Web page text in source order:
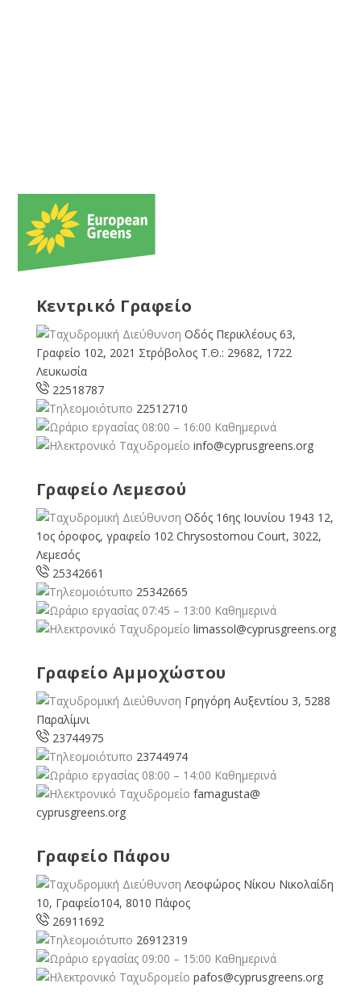
Κεντρικό Γραφείο
Οδός Περικλέους 63,
Γραφείο 102, 2021 Στρόβολος Τ.Θ.: 29682, 1722
Λευκωσία
22518787
22512710
08:00 – 16:00 Καθημερινά
info@cyprusgreens.org
Γραφείο Λεμεσού
Οδός 16ης Ιουνίου 1943 12,
1ος όροφος, γραφείο 102 Chrysostomou Court, 3022,
Λεμεσός
25342661
25342665
07:45 – 13:00 Καθημερινά
limassol@cyprusgreens.org
Γραφείο Αμμοχώστου
Γρηγόρη Αυξεντίου 3, 5288
Παραλίμνι
23744975
23744974
08:00 – 14:00 Καθημερινά
famagusta@
cyprusgreens.org
Γραφείο Πάφου
Λεοφώρος Νίκου Νικολαίδη
10, Γραφείο104, 8010 Πάφος
26911692
26912319
09:00 – 15:00 Καθημερινά
pafos@cyprusgreens.org